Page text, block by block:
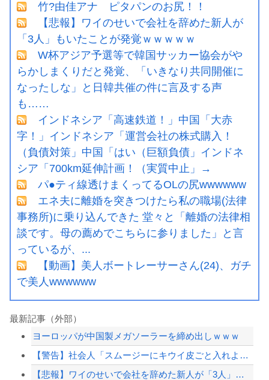
竹?由佳アナ ピタパンのお尻！！
【悲報】ワイのせいで会社を辞めた新人が
「3人」もいたことが発覚ｗｗｗｗｗ
W杯アジア予選等で韓国サッカー協会がや
らかしまくりだと発覚、「いきなり共同開催に
なったしな」と日韓共催の件に言及する声
も……
インドネシア「高速鉄道！」中国「大赤
字！」インドネシア「運営会社の株式購入！
（負債対策」中国「はい（巨額負債」インドネ
シア「700km延伸計画！（実質中止」→
パ●ティ線透けまくってるOLの尻wwwwww
エネ夫に離婚を突きつけたら私の職場(法律
事務所)に乗り込んできた 堂々と「離婚の法律相
談です。母の薦めでこちらに参りました」と言
っているが、...
【動画】美人ボートレーサーさん(24)、ガチ
で美人wwwwww
最新記事（外部）
ヨーロッパが中国製メガソーラーを締め出しｗｗｗ
【警告】社会人「スムージーにキウイ皮ごと入れよ。これ美容にいいんだよね〜」→ 結...
【悲報】ワイのせいで会社を辞めた新人が「3人」もいたことが発覚ｗｗｗｗｗ